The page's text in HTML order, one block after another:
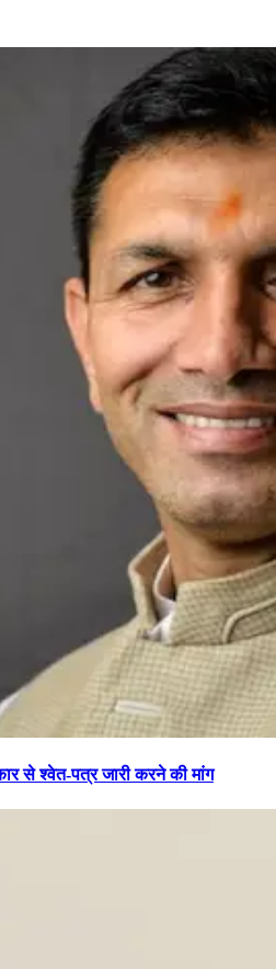
से श्वेत-पत्र जारी करने की मांग